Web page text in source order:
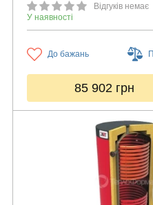
Відгуків немає
У наявності
До бажань
85 902 грн